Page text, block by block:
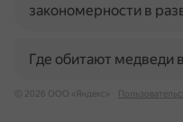
закономерности в
Где обитают медведи
© 2026 ООО «Яндекс»